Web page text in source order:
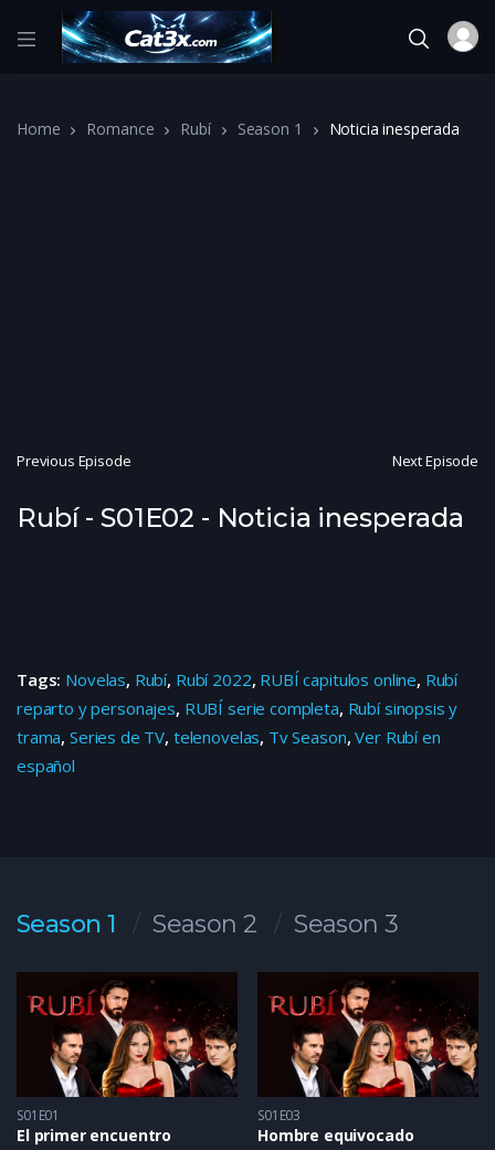
Home Romance Rubí Season 1 Noticia inesperada
Previous Episode Next Episode
Rubí - S01E02 - Noticia inesperada
Tags: Novelas, Rubí, Rubí 2022, RUBÍ capitulos online, Rubí
reparto y personajes, RUBÍ serie completa, Rubí sinopsis y
trama, Series de TV, telenovelas, Tv Season,Ver Rubí en
español
Season 1 Season 2 Season 3
S01E01
El primer encuentro
S01E03
Hombre equivocado